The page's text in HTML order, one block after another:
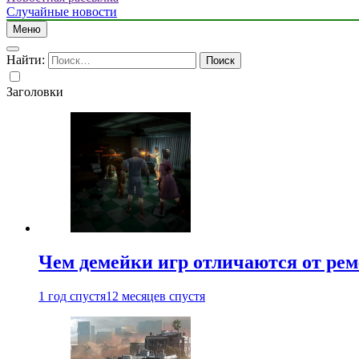
Случайные новости
Меню
Найти:
Заголовки
Чем демейки игр отличаются от
1 год спустя12 месяцев спустя